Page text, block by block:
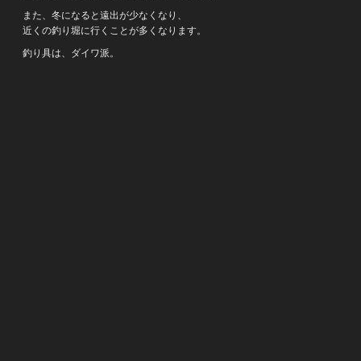
また、冬になると遠出が少なくなり、
近くの釣り堀に行くことが多くなります。
釣り具は、ダイワ派。